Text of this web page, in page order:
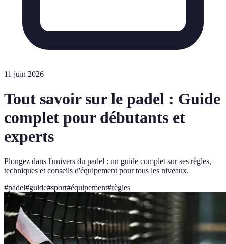
11 juin 2026
Tout savoir sur le padel : Guide
complet pour débutants et
experts
Plongez dans l'univers du padel : un guide complet sur ses règles,
techniques et conseils d'équipement pour tous les niveaux.
#padel#guide#sport#équipement#règles